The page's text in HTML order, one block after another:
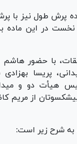
با حضور
پریسا
هیأت دو و
از مریم
به شرح زیر است: